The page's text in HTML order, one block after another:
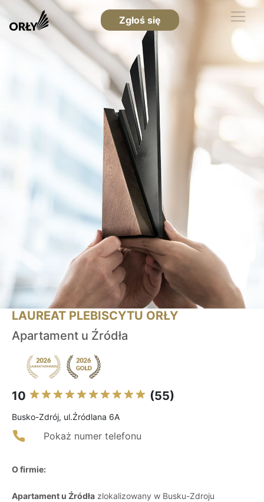
Zgłoś się
LAUREAT PLEBISCYTU ORŁY
Apartament u Źródła
10 (55)
Busko-Zdrój, ul.Źródlana 6A
Pokaż numer telefonu
O firmie:
Apartament u Źródła zlokalizowany w Busku-Zdroju